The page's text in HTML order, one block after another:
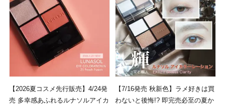
【2026夏コスメ先行販売】4/24発
売 多幸感あふれるルナソルアイカ
【7/16発売 秋新色】ラメ好きは買
わないと後悔!? 即完売必至の夏か